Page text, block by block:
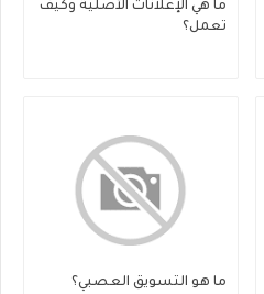
ما هي الإعلانات الأصلية وكيف
تعمل؟
ما هو التسويق العصبي؟